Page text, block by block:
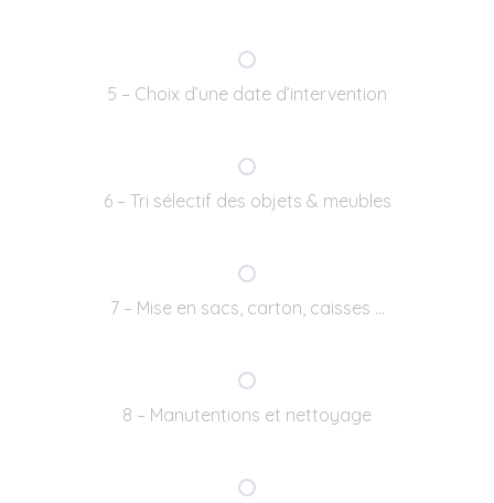
5 – Choix d’une date d’intervention
6 – Tri sélectif des objets & meubles
7 – Mise en sacs, carton, caisses …
8 – Manutentions et nettoyage